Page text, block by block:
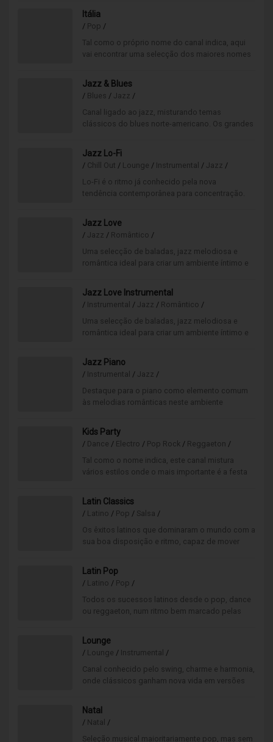
pulsar em cada nota!
Itália
/ Pop /
Tal como o próprio nome do canal indica, aqui
vai encontrar uma selecção dos maiores nomes
internacionalmente.
Jazz & Blues
/ Blues / Jazz /
Canal ligado ao jazz, misturando temas
clássicos do blues norte-americano. Os grandes
contemporâneos.
Jazz Lo-Fi
/ Chill Out / Lounge / Instrumental / Jazz /
Lo-Fi é o ritmo já conhecido pela nova
tendência contemporânea para concentração.
sonoridade maioritariamente instrumental,
perfeita para um ambiente que se quer mais
focado e produtivo.
Jazz Love
/ Jazz / Romântico /
Uma selecção de baladas, jazz melodiosa e
romântica ideal para criar um ambiente íntimo e
Jazz Love Instrumental
/ Instrumental / Jazz / Romântico /
Uma selecção de baladas, jazz melodiosa e
romântica ideal para criar um ambiente íntimo e
Jazz Piano
/ Instrumental / Jazz /
Destaque para o piano como elemento comum
às melodias românticas neste ambiente
elitista e especializado.
Kids Party
/ Dance / Electro / Pop Rock / Reggaeton /
Tal como o nome indica, este canal mistura
vários estilos onde o mais importante é a festa
esgotar todas as energias!
Latin Classics
/ Latino / Pop / Salsa /
Os êxitos latinos que dominaram o mundo com a
sua boa disposição e ritmo, capaz de mover
Latin Pop
/ Latino / Pop /
Todos os sucessos latinos desde o pop, dance
ou reggaeton, num ritmo bem marcado pelas
"muy caliente“.
Lounge
/ Lounge / Instrumental /
Canal conhecido pelo swing, charme e harmonia,
onde clássicos ganham nova vida em versões
ritmo easy listening que convida a desfrutar cada
momento com leveza, estilo e uma atmosfera
irresistivelmente acolhedora.
Natal
/ Natal /
Seleção musical maioritariamente pop, mas sem